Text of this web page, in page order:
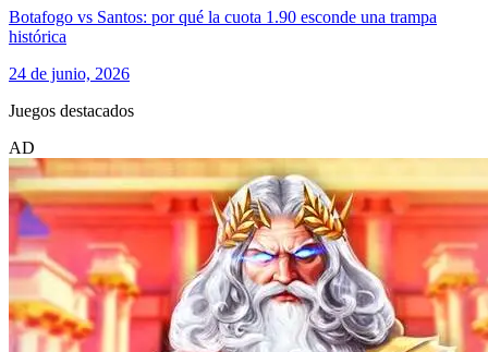
Botafogo vs Santos: por qué la cuota 1.90 esconde una trampa
histórica
24 de junio, 2026
Juegos destacados
AD